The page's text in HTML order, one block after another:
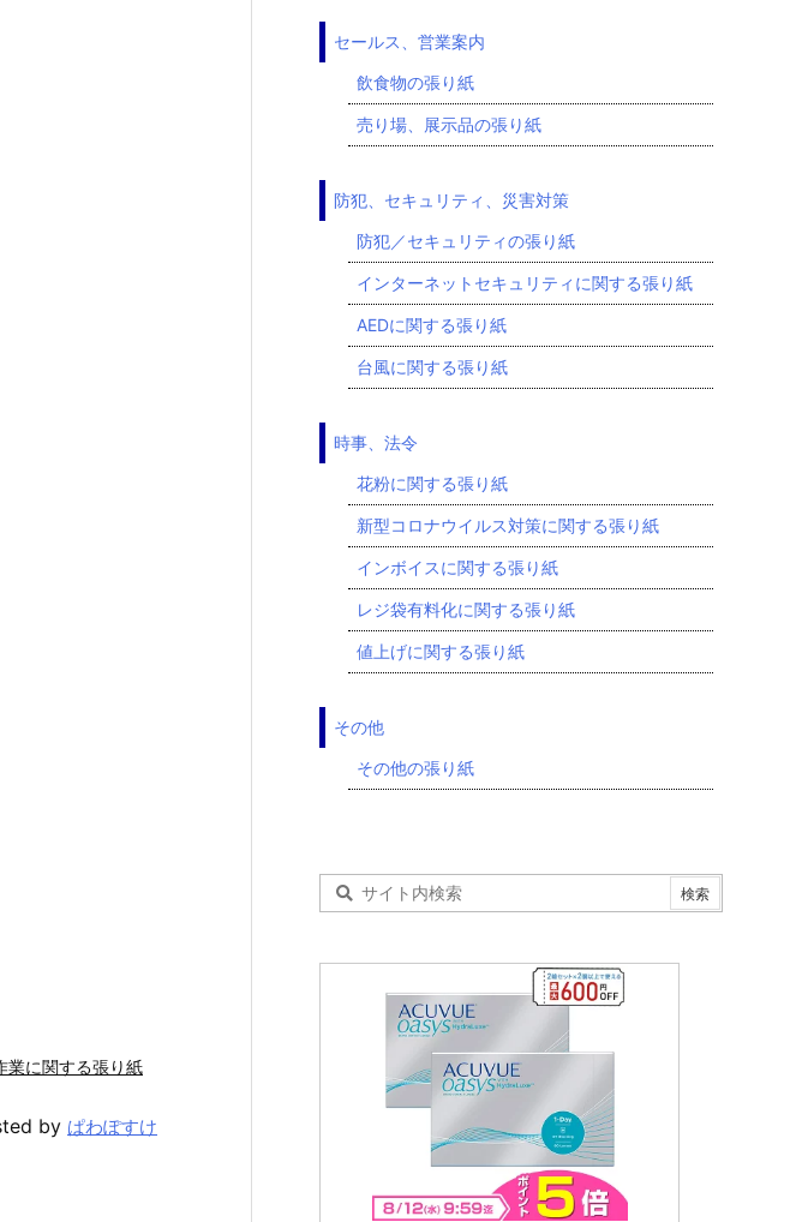
業に関する張り紙
by ぱわぽすけ
セールス、営業案内
飲食物の張り紙
売り場、展示品の張り紙
防犯、セキュリティ、災害対策
防犯／セキュリティの張り紙
インターネットセキュリティに関する張り紙
AEDに関する張り紙
台風に関する張り紙
時事、法令
花粉に関する張り紙
新型コロナウイルス対策に関する張り紙
インボイスに関する張り紙
レジ袋有料化に関する張り紙
値上げに関する張り紙
その他
その他の張り紙